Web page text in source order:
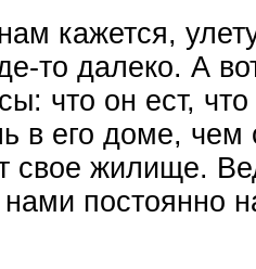
кажется,
то далеко. А
что он ест, что
в его доме, чем
свое жилище.
нами постоянно